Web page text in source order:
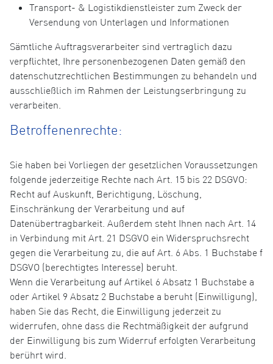
Transport- & Logistikdienstleister zum Zweck der
Versendung von Unterlagen und Informationen
Sämtliche Auftragsverarbeiter sind vertraglich dazu
verpflichtet, Ihre personenbezogenen Daten gemäß den
datenschutzrechtlichen Bestimmungen zu behandeln und
ausschließlich im Rahmen der Leistungserbringung zu
verarbeiten.
Betroffenenrechte:
Sie haben bei Vorliegen der gesetzlichen Voraussetzungen
folgende jederzeitige Rechte nach Art. 15 bis 22 DSGVO:
Recht auf Auskunft, Berichtigung, Löschung,
Einschränkung der Verarbeitung und auf
Datenübertragbarkeit. Außerdem steht Ihnen nach Art. 14
in Verbindung mit Art. 21 DSGVO ein Widerspruchsrecht
gegen die Verarbeitung zu, die auf Art. 6 Abs. 1 Buchstabe f
DSGVO (berechtigtes Interesse) beruht.
Wenn die Verarbeitung auf Artikel 6 Absatz 1 Buchstabe a
oder Artikel 9 Absatz 2 Buchstabe a beruht (Einwilligung),
haben Sie das Recht, die Einwilligung jederzeit zu
widerrufen, ohne dass die Rechtmäßigkeit der aufgrund
der Einwilligung bis zum Widerruf erfolgten Verarbeitung
berührt wird.